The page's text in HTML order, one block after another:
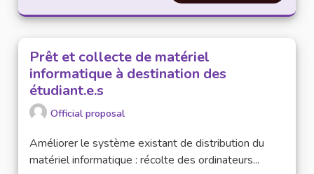
Prêt et collecte de matériel
informatique à destination des
étudiant.e.s
Official proposal
Améliorer le système existant de distribution du
matériel informatique : récolte des ordinateurs...